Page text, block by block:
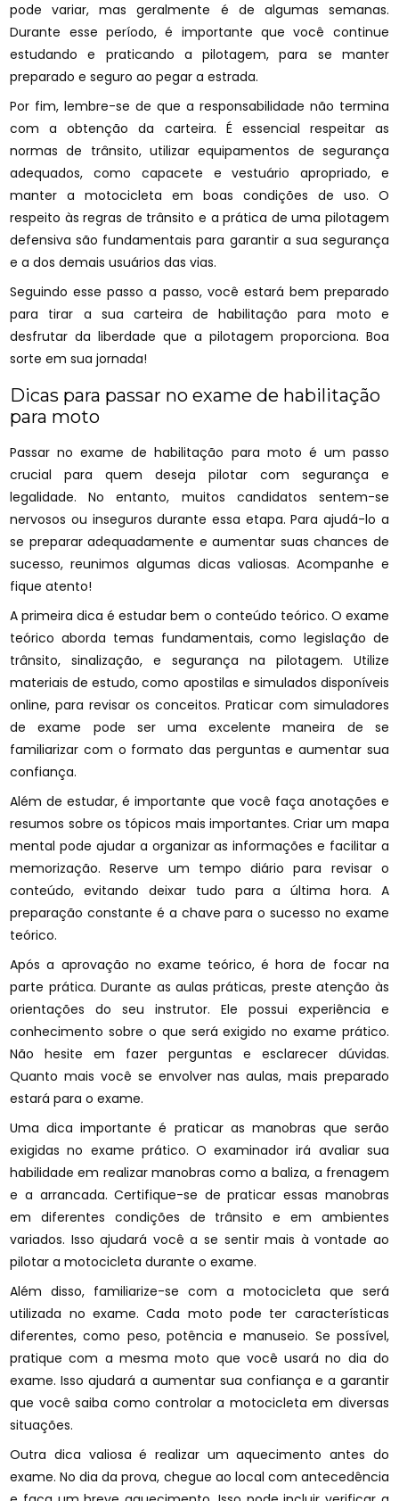
pode variar, mas geralmente é de algumas semanas.
Durante esse período, é importante que você continue
estudando e praticando a pilotagem, para se manter
preparado e seguro ao pegar a estrada.
Por fim, lembre-se de que a responsabilidade não termina
com a obtenção da carteira. É essencial respeitar as
normas de trânsito, utilizar equipamentos de segurança
adequados, como capacete e vestuário apropriado, e
manter a motocicleta em boas condições de uso. O
respeito às regras de trânsito e a prática de uma pilotagem
defensiva são fundamentais para garantir a sua segurança
e a dos demais usuários das vias.
Seguindo esse passo a passo, você estará bem preparado
para tirar a sua carteira de habilitação para moto e
desfrutar da liberdade que a pilotagem proporciona. Boa
sorte em sua jornada!
Dicas para passar no exame de habilitação
para moto
Passar no exame de habilitação para moto é um passo
crucial para quem deseja pilotar com segurança e
legalidade. No entanto, muitos candidatos sentem-se
nervosos ou inseguros durante essa etapa. Para ajudá-lo a
se preparar adequadamente e aumentar suas chances de
sucesso, reunimos algumas dicas valiosas. Acompanhe e
fique atento!
A primeira dica é estudar bem o conteúdo teórico. O exame
teórico aborda temas fundamentais, como legislação de
trânsito, sinalização, e segurança na pilotagem. Utilize
materiais de estudo, como apostilas e simulados disponíveis
online, para revisar os conceitos. Praticar com simuladores
de exame pode ser uma excelente maneira de se
familiarizar com o formato das perguntas e aumentar sua
confiança.
Além de estudar, é importante que você faça anotações e
resumos sobre os tópicos mais importantes. Criar um mapa
mental pode ajudar a organizar as informações e facilitar a
memorização. Reserve um tempo diário para revisar o
conteúdo, evitando deixar tudo para a última hora. A
preparação constante é a chave para o sucesso no exame
teórico.
Após a aprovação no exame teórico, é hora de focar na
parte prática. Durante as aulas práticas, preste atenção às
orientações do seu instrutor. Ele possui experiência e
conhecimento sobre o que será exigido no exame prático.
Não hesite em fazer perguntas e esclarecer dúvidas.
Quanto mais você se envolver nas aulas, mais preparado
estará para o exame.
Uma dica importante é praticar as manobras que serão
exigidas no exame prático. O examinador irá avaliar sua
habilidade em realizar manobras como a baliza, a frenagem
e a arrancada. Certifique-se de praticar essas manobras
em diferentes condições de trânsito e em ambientes
variados. Isso ajudará você a se sentir mais à vontade ao
pilotar a motocicleta durante o exame.
Além disso, familiarize-se com a motocicleta que será
utilizada no exame. Cada moto pode ter características
diferentes, como peso, potência e manuseio. Se possível,
pratique com a mesma moto que você usará no dia do
exame. Isso ajudará a aumentar sua confiança e a garantir
que você saiba como controlar a motocicleta em diversas
situações.
Outra dica valiosa é realizar um aquecimento antes do
exame. No dia da prova, chegue ao local com antecedência